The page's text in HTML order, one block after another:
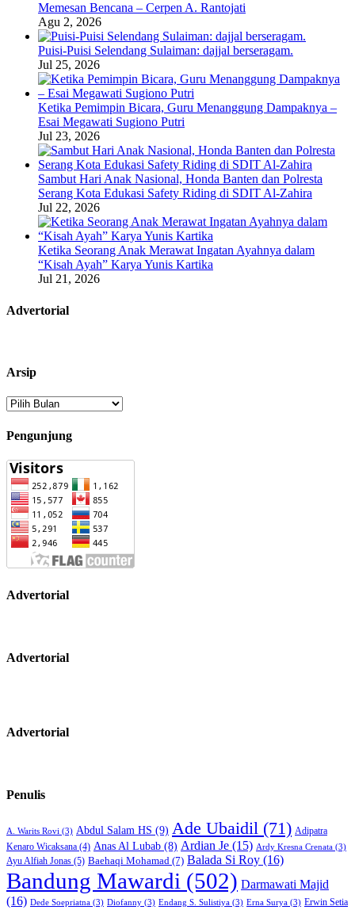
Memesan Bencana – Cerpen A. Rantojati
Agu 2, 2026
Puisi-Puisi Selendang Sulaiman: dajjal berseragam.
Jul 25, 2026
Ketika Pemimpin Bicara, Guru Menanggung Dampaknya –
Esai Megawati Sugiono Putri
Jul 23, 2026
Sambut Hari Anak Nasional, Honda Banten dan Polresta
Serang Kota Edukasi Safety Riding di SDIT Al-Zahira
Jul 22, 2026
Ketika Seorang Anak Merawat Ingatan Ayahnya dalam
“Kisah Ayah” Karya Yunis Kartika
Jul 21, 2026
Advertorial
Arsip
Arsip
Pengunjung
Advertorial
Advertorial
Advertorial
Penulis
A. Warits Rovi (3) Abdul Salam HS (9) Ade Ubaidil (71) Adipatra
Kenaro Wicaksana (4) Anas Al Lubab (8) Ardian Je (15) Ardy Kresna Crenata (3)
Ayu Alfiah Jonas (5) Baehaqi Mohamad (7) Balada Si Roy (16)
Bandung Mawardi (502) Darmawati Majid
(16) Dede Soepriatna (3) Diofanny (3) Endang S. Sulistiya (3) Erna Surya (3) Erwin Setia